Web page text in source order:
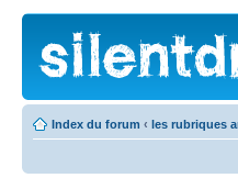
Index du forum ‹ les rubriques